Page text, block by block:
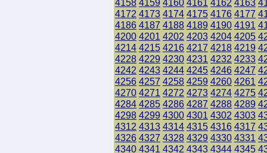
4158 4159 4160 4161 4162 4163
4172 4173 4174 4175 4176 4177
4186 4187 4188 4189 4190 4191
4200 4201 4202 4203 4204 4205
4214 4215 4216 4217 4218 4219
4228 4229 4230 4231 4232 4233
4242 4243 4244 4245 4246 4247
4256 4257 4258 4259 4260 4261
4270 4271 4272 4273 4274 4275
4284 4285 4286 4287 4288 4289
4298 4299 4300 4301 4302 4303
4312 4313 4314 4315 4316 4317
4326 4327 4328 4329 4330 4331
4340 4341 4342 4343 4344 4345